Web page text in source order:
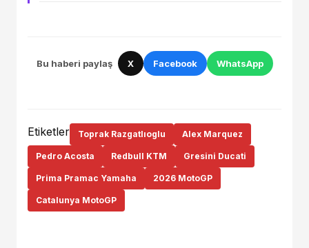
Bu haberi paylaş X Facebook WhatsApp
Etiketler Toprak Razgatlıoglu Alex Marquez
Pedro Acosta Redbull KTM Gresini Ducati
Prima Pramac Yamaha 2026 MotoGP
Catalunya MotoGP